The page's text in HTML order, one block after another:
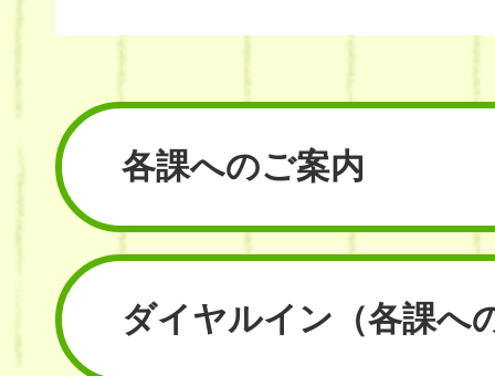
各課へのご案内
ダイヤルイン （各課へ